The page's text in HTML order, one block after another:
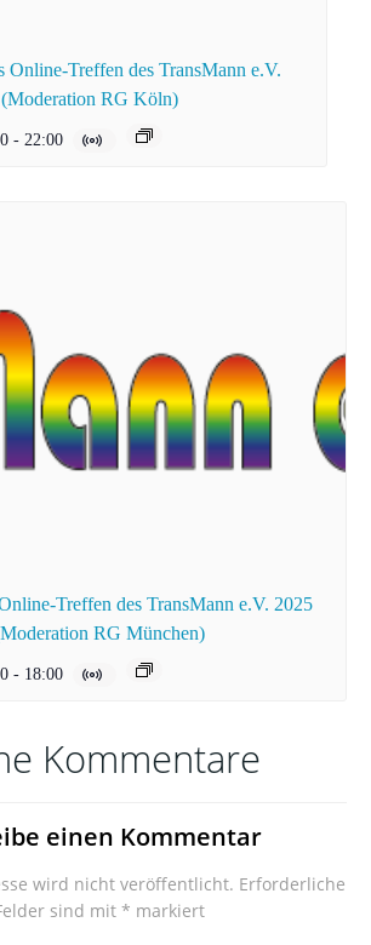
Online-Treffen des TransMann e.V.
(Moderation RG Köln)
- 22:00
Treffen des TransMann e.V. 2025
RG München)
- 18:00
Kommentare
einen Kommentar
wird nicht veröffentlicht. Erforderliche
sind mit * markiert